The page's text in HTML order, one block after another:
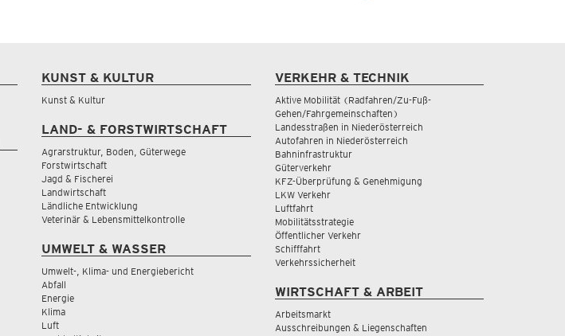
KUNST & KULTUR
Kunst & Kultur
LAND- & FORSTWIRTSCHAFT
Agrarstruktur, Boden, Güterwege
Forstwirtschaft
Jagd & Fischerei
Landwirtschaft
Ländliche Entwicklung
Veterinär & Lebensmittelkontrolle
UMWELT & WASSER
Umwelt-, Klima- und Energiebericht
Abfall
Energie
Klima
Luft
VERKEHR & TECHNIK
Aktive Mobilität (Radfahren/Zu-Fuß-
Gehen/Fahrgemeinschaften)
Landesstraßen in Niederösterreich
Autofahren in Niederösterreich
Bahninfrastruktur
Güterverkehr
KFZ-Überprüfung & Genehmigung
LKW Verkehr
Luftfahrt
Mobilitätsstrategie
Öffentlicher Verkehr
Schifffahrt
Verkehrssicherheit
WIRTSCHAFT & ARBEIT
Arbeitsmarkt
Ausschreibungen & Liegenschaften